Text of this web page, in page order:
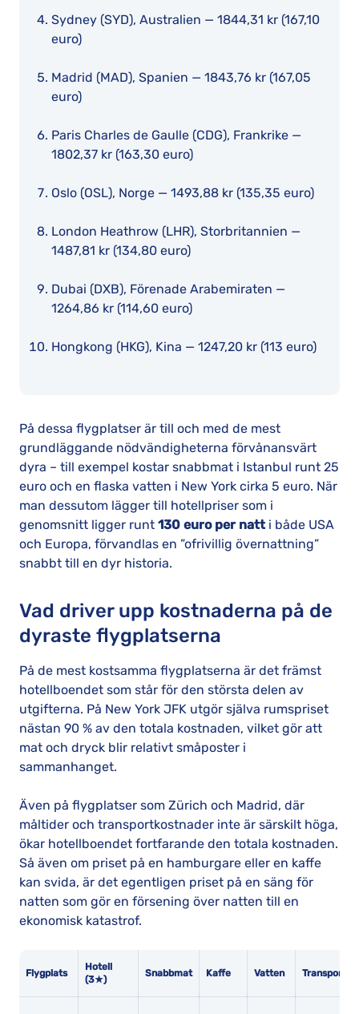
Sydney (SYD), Australien — 1844,31 kr (167,10
euro)
Madrid (MAD), Spanien — 1843,76 kr (167,05
euro)
Paris Charles de Gaulle (CDG), Frankrike —
1802,37 kr (163,30 euro)
Oslo (OSL), Norge — 1493,88 kr (135,35 euro)
London Heathrow (LHR), Storbritannien —
1487,81 kr (134,80 euro)
Dubai (DXB), Förenade Arabemiraten —
1264,86 kr (114,60 euro)
Hongkong (HKG), Kina — 1247,20 kr (113 euro)
På dessa flygplatser är till och med de mest
grundläggande nödvändigheterna förvånansvärt
dyra – till exempel kostar snabbmat i Istanbul runt 25
euro och en flaska vatten i New York cirka 5 euro. När
man dessutom lägger till hotellpriser som i
genomsnitt ligger runt 130 euro per natti både USA
och Europa, förvandlas en ”ofrivillig övernattning”
snabbt till en dyr historia.
Vad driver upp kostnaderna på de
dyraste flygplatserna
På de mest kostsamma flygplatserna är det främst
hotellboendet som står för den största delen av
utgifterna. På New York JFK utgör själva rumspriset
nästan 90 % av den totala kostnaden, vilket gör att
mat och dryck blir relativt småposter i
sammanhanget.
Även på flygplatser som Zürich och Madrid, där
måltider och transportkostnader inte är särskilt höga,
ökar hotellboendet fortfarande den totala kostnaden.
Så även om priset på en hamburgare eller en kaffe
kan svida, är det egentligen priset på en säng för
natten som gör en försening över natten till en
ekonomisk katastrof.
Flygplats
Hotell
(3★)
Snabbmat Kaffe Vatten Transport